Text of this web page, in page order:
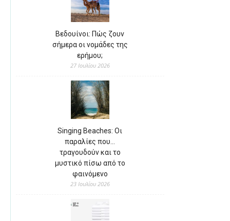
Βεδουίνοι: Πώς ζουν
σήμερα οι νομάδες της
ερήμου;
27 Ιουλίου 2026
Singing Beaches: Οι
παραλίες που…
τραγουδούν και το
μυστικό πίσω από το
φαινόμενο
23 Ιουλίου 2026